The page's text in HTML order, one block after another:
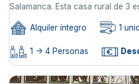
Salamanca. Esta casa rural de 3
Alquiler íntegro 1
1 -> 4 Personas